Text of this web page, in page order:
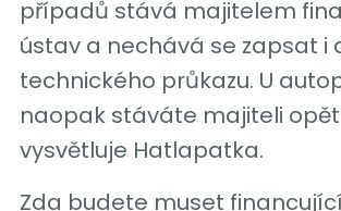
případů stává majitelem
ústav a nechává se zapsat i
technického průkazu. U
naopak stáváte majiteli opět
vysvětluje Hatlapatka.
Zda budete muset financující